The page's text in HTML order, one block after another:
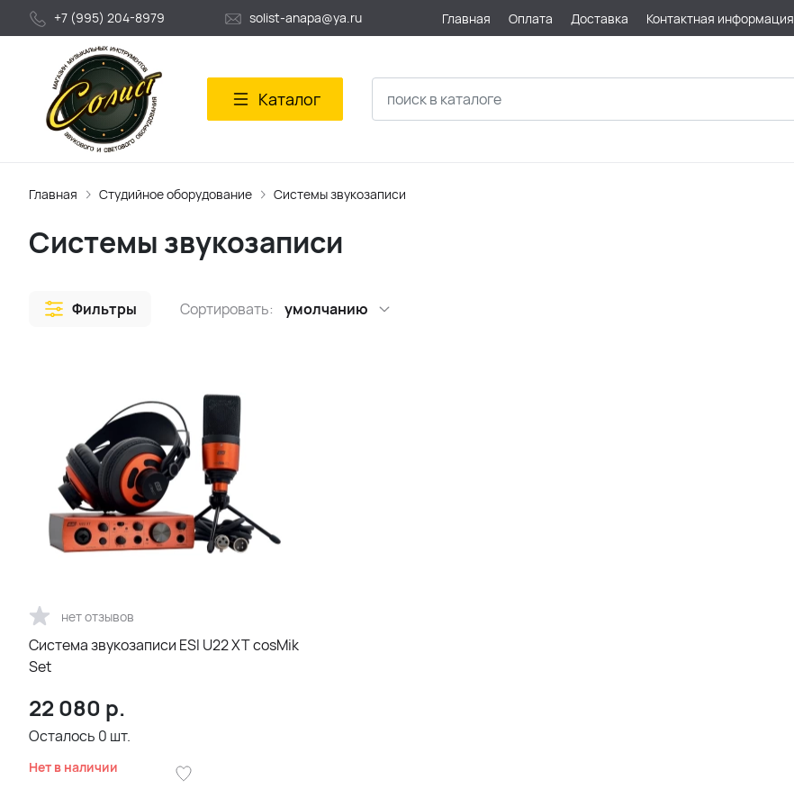
+7 (995) 204-8979 solist-anapa@ya.ru Главная Оплата Доставка Контактная информация
Каталог
Главная Студийное оборудование Системы звукозаписи
Системы звукозаписи
Фильтры Сортировать: умолчанию
нет отзывов
Система звукозаписи ESI U22 XT cosMik
Set
22 080 р.
Осталось 0 шт.
Нет в наличии